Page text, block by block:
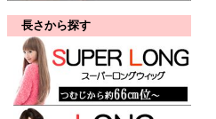
長さから探す